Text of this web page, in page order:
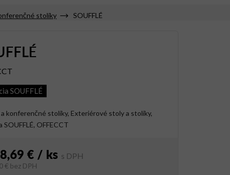
stolíky SOUFFLÉ
SOUFFLÉ
a konferenčné stolíky, Exteriérové stoly a stolíky,
SOUFFLÉ, OFFECCT
€ / ks
€ bez DPH